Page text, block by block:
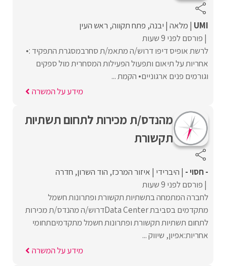
UMI מלאה יבנה פתח תקווה ראש העין
פורסם לפני 9 שעות
לרשת אופיס דיפו דרוש/ה מתאמ/ת סחרבמסגרת התפקיד :•
אחריות על תיאום ותפעול הפעילות המסחרית מול ספקים
וגורמים פנים ארגוניים• הקמת ...
מידע על המשרה
מהנדס/ת מכירות לתחום תשתיות
תקשורת
- חסוי - היברידי איזור המרכז הוד השרון חדרה
פורסם לפני 9 שעות
לחברה המתמחה בתשתיות תקשורת ופתרונות חשמל
מתקדמים בסביבת Data Centerדרוש/ה מהנדס/ת מכירות
לתחום תשתיות תקשורת ופתרונות חשמל מתקדמיםתחומי
אחריות:אפיון, שיווק ...
מידע על המשרה